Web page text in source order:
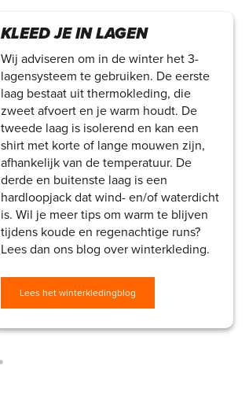
KLEED JE IN LAGEN
Wij adviseren om in de winter het 3-
lagensysteem te gebruiken. De eerste
laag bestaat uit thermokleding, die
zweet afvoert en je warm houdt. De
tweede laag is isolerend en kan een
shirt met korte of lange mouwen zijn,
afhankelijk van de temperatuur. De
derde en buitenste laag is een
hardloopjack dat wind- en/of waterdicht
is. Wil je meer tips om warm te blijven
tijdens koude en regenachtige runs?
Lees dan ons blog over winterkleding.
Lees het winterkledingblog